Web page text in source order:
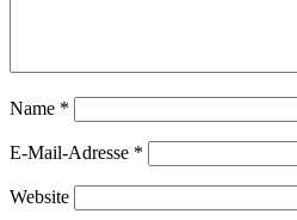
Name *
E-Mail-Adresse *
Website